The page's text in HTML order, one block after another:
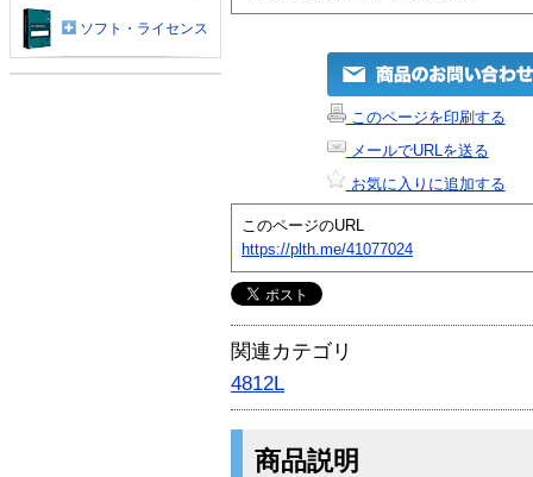
このページを印刷する
メールでURLを送る
お気に入りに追加する
このページのURL
https://plth.me/41077024
関連カテゴリ
4812L
商品説明
ソフト・ライセンス